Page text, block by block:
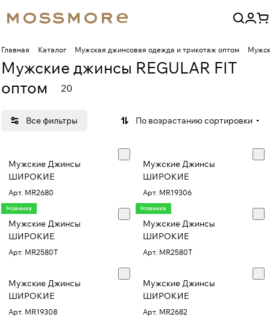
Главная Каталог Мужская джинсовая одежда и трикотаж оптом
Мужские джинсы REGULAR FIT
оптом
20
Все фильтры По возрастанию сортировки
Мужские Джинсы
ШИРОКИЕ
Арт. MR2680
Мужские Джинсы
ШИРОКИЕ
Арт. MR19306
Новинка
Мужские Джинсы
ШИРОКИЕ
Арт. MR2580T
Новинка
Мужские Джинсы
ШИРОКИЕ
Арт. MR2580T
Мужские Джинсы
ШИРОКИЕ
Арт. MR19308
Мужские Джинсы
ШИРОКИЕ
Арт. MR2682